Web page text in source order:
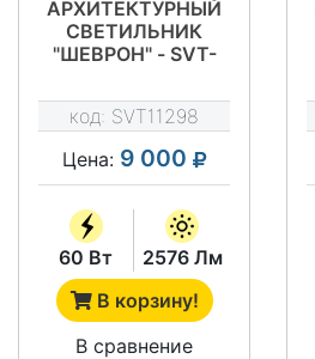
АРХИТЕКТУРНЫЙ
СВЕТИЛЬНИК
"ШЕВРОН" - SVT-
код: SVT11298
Цена: 9 000
60 Вт
2576 Лм
В корзину!
В сравнение